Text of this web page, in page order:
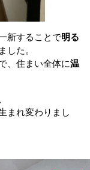
新することで明る
した。
、住まい全体に温
まれ変わりまし